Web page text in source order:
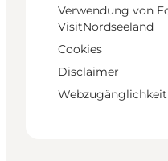
Verwendung von
VisitNordseeland
Cookies
Disclaimer
Webzugänglichkeit